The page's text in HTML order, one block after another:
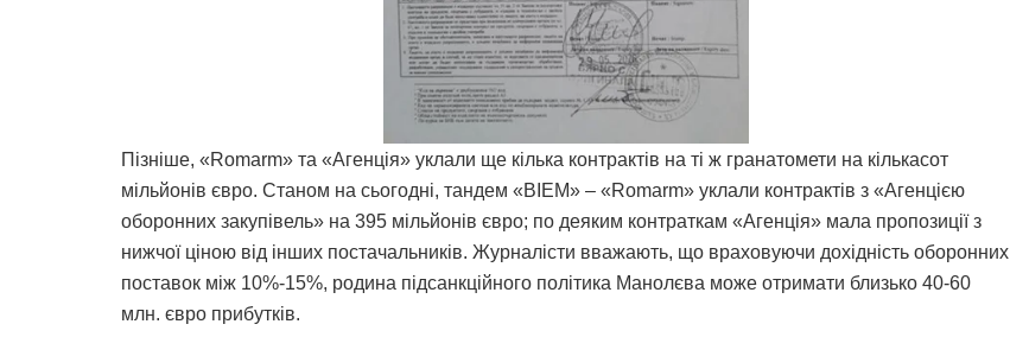
Пізніше, «Romarm» та «Агенція» уклали ще кілька контрактів на ті ж гранатомети на кількасот
мільйонів євро. Станом на сьогодні, тандем «BIEM» – «Romarm» уклали контрактів з «Агенцією
оборонних закупівель» на 395 мільйонів євро; по деяким контраткам «Агенція» мала пропозиції з
нижчої ціною від інших постачальників. Журналісти вважають, що враховуючи дохідність оборонних
поставок між 10%-15%, родина підсанкційного політика Манолєва може отримати близько 40-60
млн. євро прибутків.